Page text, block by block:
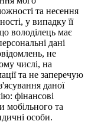
та несення
у випадку її
володілець має
дані
не
числі, на
та не заперечую
даної
фінансові
мобільного та
особи.